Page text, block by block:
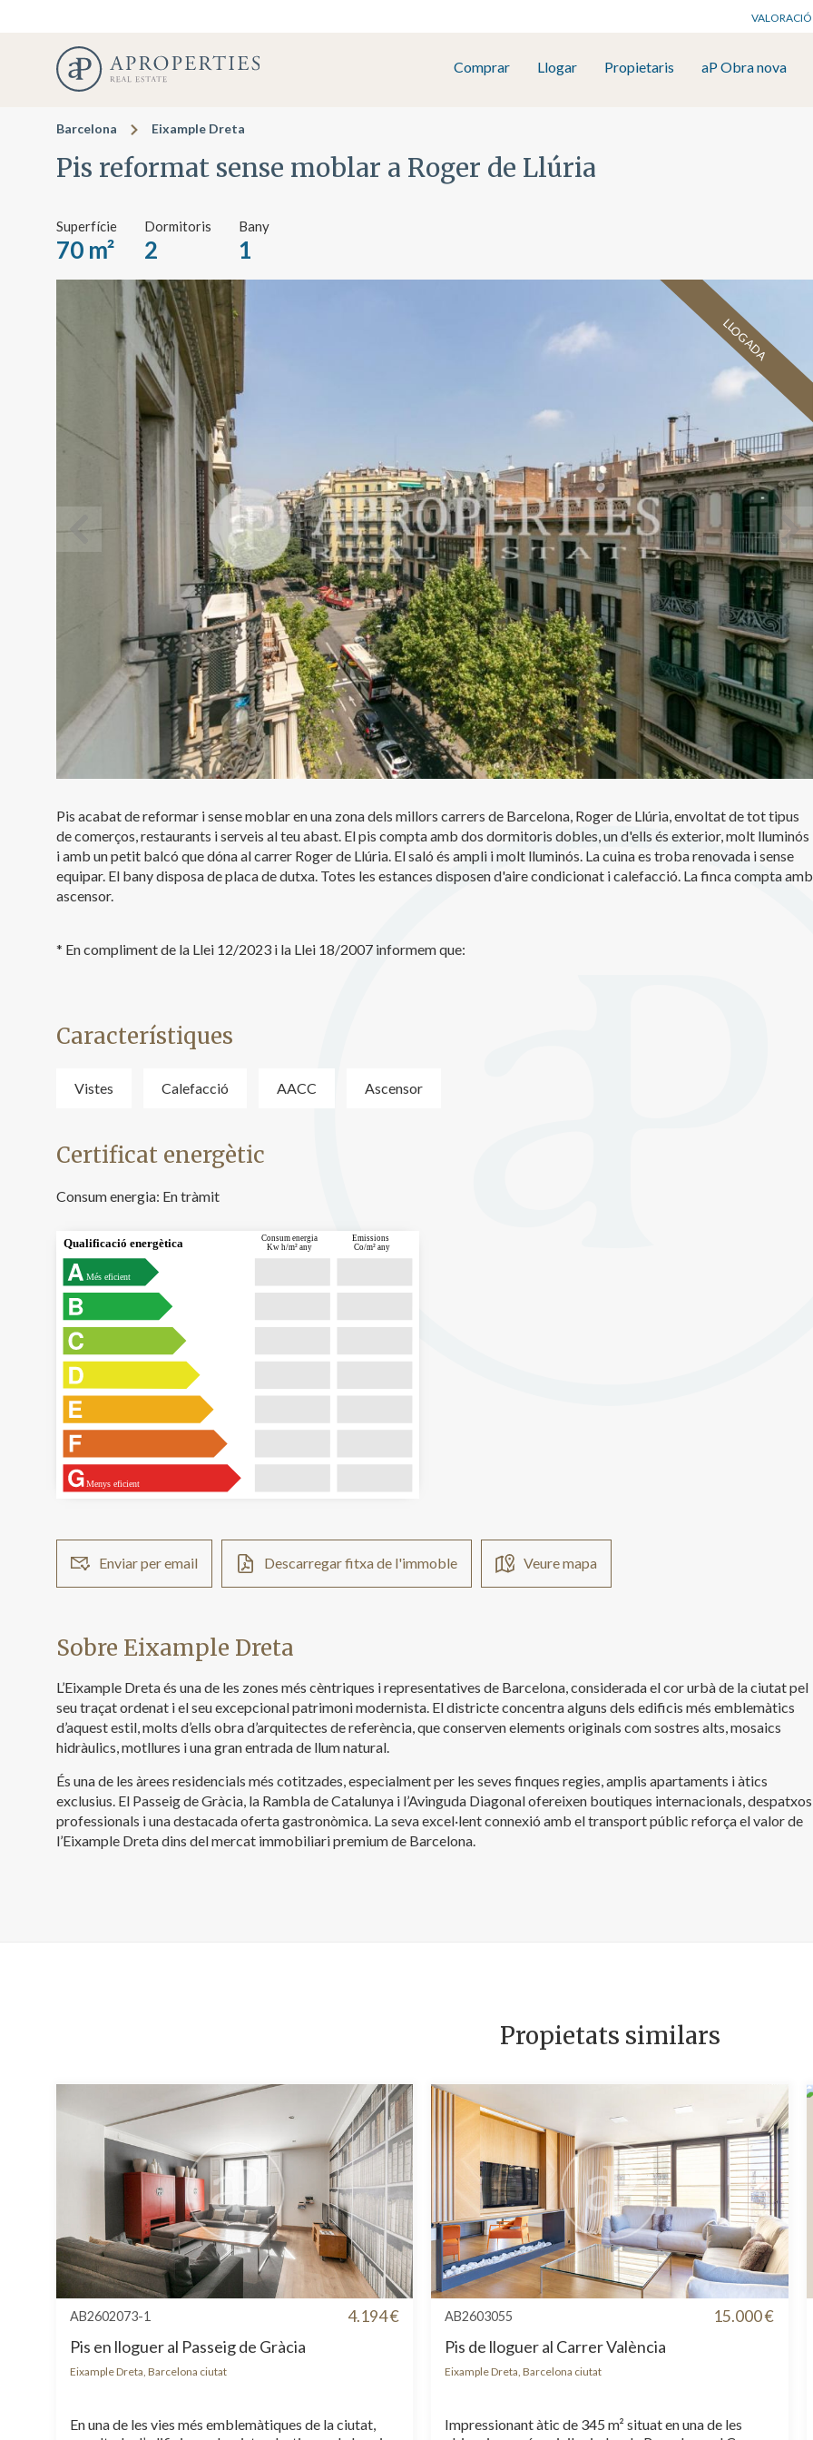
Comprar Llogar Propietaris aP Obra nova
Barcelona Eixample Dreta
Pis reformat sense moblar a Roger de Llúria
Superfície
70 m²
Dormitoris
2
Bany
1
LLOGADA
Pis acabat de reformar i sense moblar en una zona dels millors carrers de Barcelona, Roger de Llúria, envoltat de tot tipus
de comerços, restaurants i serveis al teu abast. El pis compta amb dos dormitoris dobles, un d'ells és exterior, molt lluminós
i amb un petit balcó que dóna al carrer Roger de Llúria. El saló és ampli i molt lluminós. La cuina es troba renovada i sense
equipar. El bany disposa de placa de dutxa. Totes les estances disposen d'aire condicionat i calefacció. La finca compta amb
ascensor.
* En compliment de la Llei 12/2023 i la Llei 18/2007 informem que:
Característiques
Vistes Calefacció AACC Ascensor
Certificat energètic
Consum energia: En tràmit
Més eficient
Menys eficient
Qualificació energètica
Consum energia
Kw h/m² any
Emissions
Co/m² any
Enviar per email Descarregar fitxa de l'immoble Veure mapa
Sobre Eixample Dreta
L’Eixample Dreta és una de les zones més cèntriques i representatives de Barcelona, considerada el cor urbà de la ciutat pel
seu traçat ordenat i el seu excepcional patrimoni modernista. El districte concentra alguns dels edificis més emblemàtics
d’aquest estil, molts d’ells obra d’arquitectes de referència, que conserven elements originals com sostres alts, mosaics
hidràulics, motllures i una gran entrada de llum natural.
És una de les àrees residencials més cotitzades, especialment per les seves finques regies, amplis apartaments i àtics
exclusius. El Passeig de Gràcia, la Rambla de Catalunya i l’Avinguda Diagonal ofereixen boutiques internacionals, despatxos
professionals i una destacada oferta gastronòmica. La seva excel·lent connexió amb el transport públic reforça el valor de
l’Eixample Dreta dins del mercat immobiliari premium de Barcelona.
Propietats similars
AB2602073-1 4.194 €
Pis en lloguer al Passeig de Gràcia
Eixample Dreta, Barcelona ciutat
En una de les vies més emblemàtiques de la ciutat,
AB2603055 15.000 €
Pis de lloguer al Carrer València
Eixample Dreta, Barcelona ciutat
Impressionant àtic de 345 m² situat en una de les
Modificar cookies
Tècniques i funcionals
Sempre
Aquest lloc web utilitza cookies pròpies per recopilar informació amb la finalitat
millorar els nostres serveis. Si continua navegant, suposa l'acceptació de la
de les mateixes. L'usuari té la possibilitat de configurar el navegador podent, si
desitja, impedir que siguin instal·lades al disc dur, encara que haurà de tenir en
compte que aquesta acció podrà ocasionar dificultats de navegació de la
Analítiques i personalització
Permeten fer el seguiment i l'anàlisi del comportament dels usuaris d'aquest
La informació recollida mitjançant aquest tipus de cookies s'utilitza en el
de l'activitat del web per a l'elaboració de perfils de navegació dels usuaris per